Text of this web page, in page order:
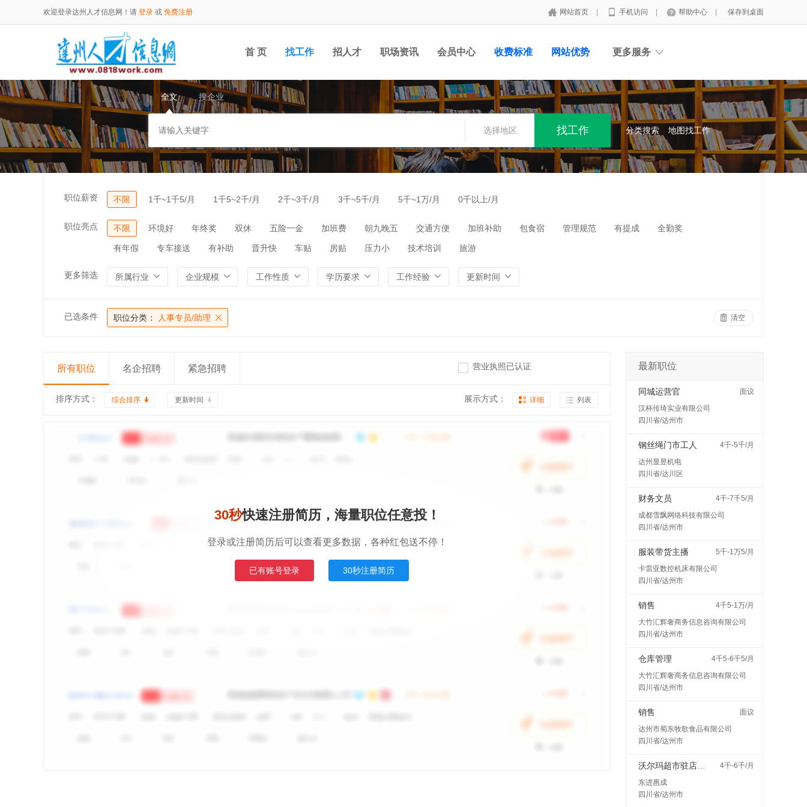
欢迎登录达州人才信息网！请 登录 或 免费注册 网站首页 手机访问 帮助中心 保存到桌面
首 页 找工作 招人才 职场资讯 会员中心 收费标准 网站优势 更多服务
全文 搜企业
选择地区 分类搜索 地图找工作
职位薪资 不限 1千~1千5/月 1千5~2千/月 2千~3千/月 3千~5千/月 5千~1万/月 0千以上/月
职位亮点 不限 环境好 年终奖 双休 五险一金 加班费 朝九晚五 交通方便 加班补助 包食宿 管理规范 有提成 全勤奖
有年假 专车接送 有补助 晋升快 车贴 房贴 压力小 技术培训 旅游
更多筛选 所属行业 企业规模 工作性质 学历要求 工作经验 更新时间
已选条件 职位分类： 人事专员/助理 清空
所有职位 名企招聘 紧急招聘 营业执照已认证
排序方式： 综合排序 更新时间 展示方式： 详细 列表
30秒快速注册简历，海量职位任意投！
登录或注册简历后可以查看更多数据，各种红包送不停！
已有账号登录 30秒注册简历
最新职位
同城运营官
面议
汉杯传琦实业有限公司
四川省/达州市
钢丝绳门市工人
4千-5千/月
达州显昱机电
四川省/达川区
财务文员
4千-7千5/月
成都雪飘网络科技有限公司
四川省/达州市
服装带货主播
5千-1万5/月
卡雷亚数控机床有限公司
四川省/达州市
销售
4千5-1万/月
大竹汇辉奢商务信息咨询有限公司
四川省/达州市
仓库管理
4千5-6千5/月
大竹汇辉奢商务信息咨询有限公司
四川省/达州市
销售
面议
达州市蜀东牧歌食品有限公司
四川省/达州市
4千-6千/月
东进惠成
四川省/达州市